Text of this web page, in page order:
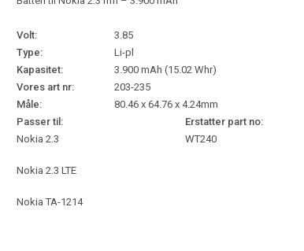
Volt:
3.85
Type:
Li-pl
Kapasitet:
3.900 mAh (15.02 Whr)
Vores art nr:
203-235
Måle:
80.46 x 64.76 x 4.24mm
Passer til:
Erstatter part no:
Nokia 2.3
Nokia 2.3 LTE
Nokia TA-1214
WT240